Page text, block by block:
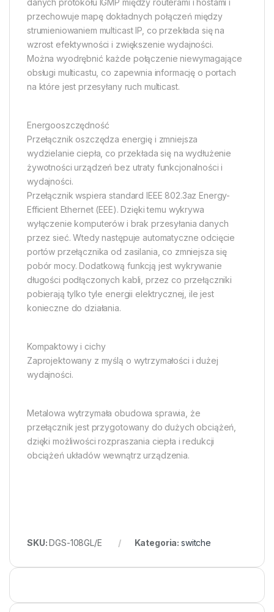
danych protokołu IGMP między routerami i hostami i
przechowuje mapę dokładnych połączeń między
strumieniowaniem multicast IP, co przekłada się na
wzrost efektywności i zwiększenie wydajności.
Można wyodrębnić każde połączenie niewymagające
obsługi multicastu, co zapewnia informację o portach
na które jest przesyłany ruch multicast.
Energooszczędność
Przełącznik oszczędza energię i zmniejsza
wydzielanie ciepła, co przekłada się na wydłużenie
żywotności urządzeń bez utraty funkcjonalności i
wydajności.
Przełącznik wspiera standard IEEE 802.3az Energy-
Efficient Ethernet (EEE). Dzięki temu wykrywa
wyłączenie komputerów i brak przesyłania danych
przez sieć. Wtedy następuje automatyczne odcięcie
portów przełącznika od zasilania, co zmniejsza się
pobór mocy. Dodatkową funkcją jest wykrywanie
długości podłączonych kabli, przez co przełączniki
pobierają tylko tyle energii elektrycznej, ile jest
konieczne do działania.
Kompaktowy i cichy
Zaprojektowany z myślą o wytrzymałości i dużej
wydajności.
Metalowa wytrzymała obudowa sprawia, że
przełącznik jest przygotowany do dużych obciążeń,
dzięki możliwości rozpraszania ciepła i redukcji
obciążeń układów wewnątrz urządzenia.
SKU:DGS-108GL/E Kategoria: switche